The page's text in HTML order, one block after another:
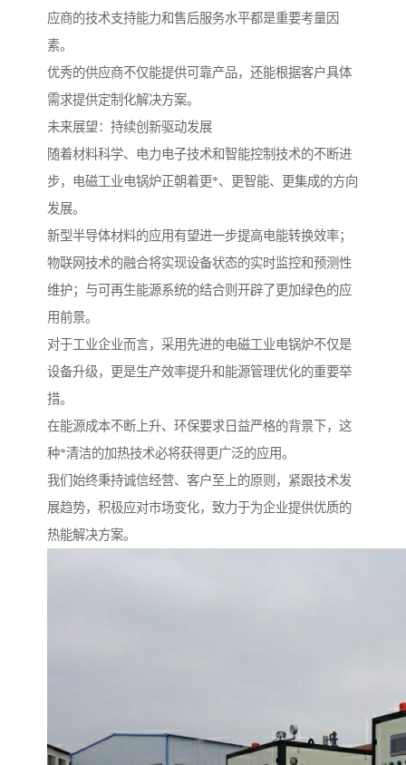
应商的技术支持能力和售后服务水平都是重要考量因
素。
优秀的供应商不仅能提供可靠产品，还能根据客户具体
需求提供定制化解决方案。
未来展望：持续创新驱动发展
随着材料科学、电力电子技术和智能控制技术的不断进
步，电磁工业电锅炉正朝着更*、更智能、更集成的方向
发展。
新型半导体材料的应用有望进一步提高电能转换效率；
物联网技术的融合将实现设备状态的实时监控和预测性
维护；与可再生能源系统的结合则开辟了更加绿色的应
用前景。
对于工业企业而言，采用先进的电磁工业电锅炉不仅是
设备升级，更是生产效率提升和能源管理优化的重要举
措。
在能源成本不断上升、环保要求日益严格的背景下，这
种*清洁的加热技术必将获得更广泛的应用。
我们始终秉持诚信经营、客户至上的原则，紧跟技术发
展趋势，积极应对市场变化，致力于为企业提供优质的
热能解决方案。